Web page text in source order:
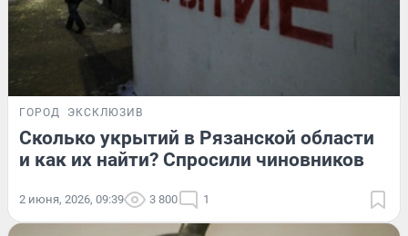
ГОРОД ЭКСКЛЮЗИВ
Сколько укрытий в Рязанской области
и как их найти? Спросили чиновников
2 июня, 2026, 09:39 3 800 1